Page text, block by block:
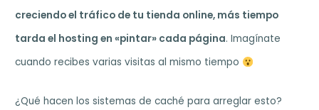
creciendo el tráfico de tu tienda online, más tiempo
tarda el hosting en «pintar» cada página. Imagínate
cuando recibes varias visitas al mismo tiempo
¿Qué hacen los sistemas de caché para arreglar esto?